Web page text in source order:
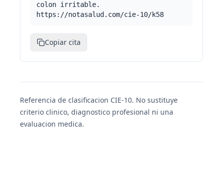
colon irritable.
https://notasalud.com/cie-10/k58
Copiar cita
Referencia de clasificacion CIE-10. No sustituye
criterio clinico, diagnostico profesional ni una
evaluacion medica.